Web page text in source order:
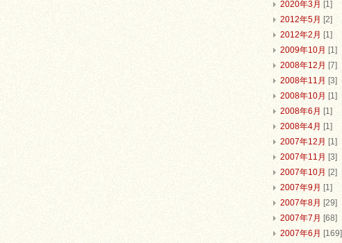
2020年3月 [1]
2012年5月 [2]
2012年2月 [1]
2009年10月 [1]
2008年12月 [7]
2008年11月 [3]
2008年10月 [1]
2008年6月 [1]
2008年4月 [1]
2007年12月 [1]
2007年11月 [3]
2007年10月 [2]
2007年9月 [1]
2007年8月 [29]
2007年7月 [68]
2007年6月 [169]